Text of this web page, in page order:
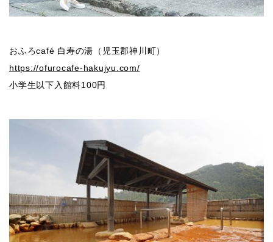
おふろcafé 白寿の湯（児玉郡神川町）
https://ofurocafe-hakujyu.com/
小学生以下入館料100円